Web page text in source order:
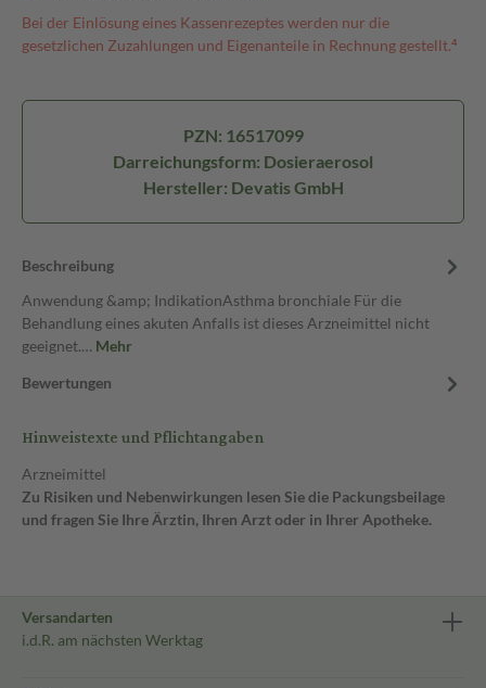
Bei der Einlösung eines Kassenrezeptes werden nur die
gesetzlichen Zuzahlungen und Eigenanteile in Rechnung gestellt.⁴
PZN: 16517099
Darreichungsform: Dosieraerosol
Hersteller: Devatis GmbH
Beschreibung
Anwendung &amp; IndikationAsthma bronchiale Für die
Behandlung eines akuten Anfalls ist dieses Arzneimittel nicht
geeignet.… Mehr
Bewertungen
Hinweistexte und Pflichtangaben
Arzneimittel
Zu Risiken und Nebenwirkungen lesen Sie die Packungsbeilage
und fragen Sie Ihre Ärztin, Ihren Arzt oder in Ihrer Apotheke.
Versandarten
i.d.R. am nächsten Werktag